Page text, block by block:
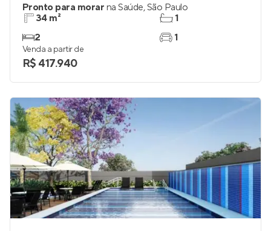
Pronto para morar na Saúde,São Paulo
34 m²
2
1
1
Venda a partir de
R$ 417.940